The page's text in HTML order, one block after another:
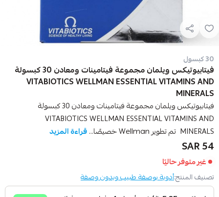
30 كبسول
فيتابيوتيكس ويلمان مجموعة فيتامينات ومعادن 30 كبسولة
VITABIOTICS WELLMAN ESSENTIAL VITAMINS AND
MINERALS
فيتابيوتيكس ويلمان مجموعة فيتامينات ومعادن 30 كبسولة
VITABIOTICS WELLMAN ESSENTIAL VITAMINS AND
MINERALS تم تطوير Wellman خصيصًا...
قراءة المزيد
54 SAR
غير متوفر حاليًا
تصنيف المنتج:أدوية بوصفة طبيب وبدون وصفة